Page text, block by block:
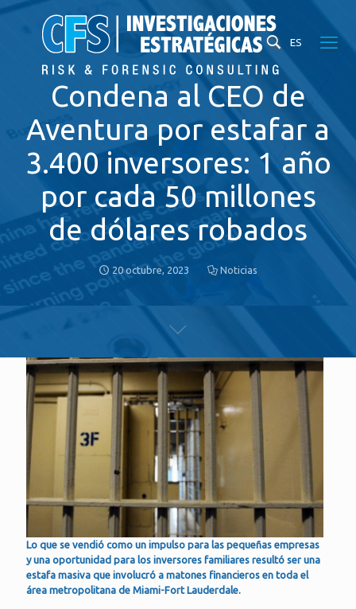
ES
Condena al CEO de
Aventura por estafar a
3.400 inversores: 1 año
por cada 50 millones
de dólares robados
20 octubre, 2023 Noticias
Lo que se vendió como un impulso para las pequeñas empresas
y una oportunidad para los inversores familiares resultó ser una
estafa masiva que involucró a matones financieros en toda el
área metropolitana de Miami-Fort Lauderdale.